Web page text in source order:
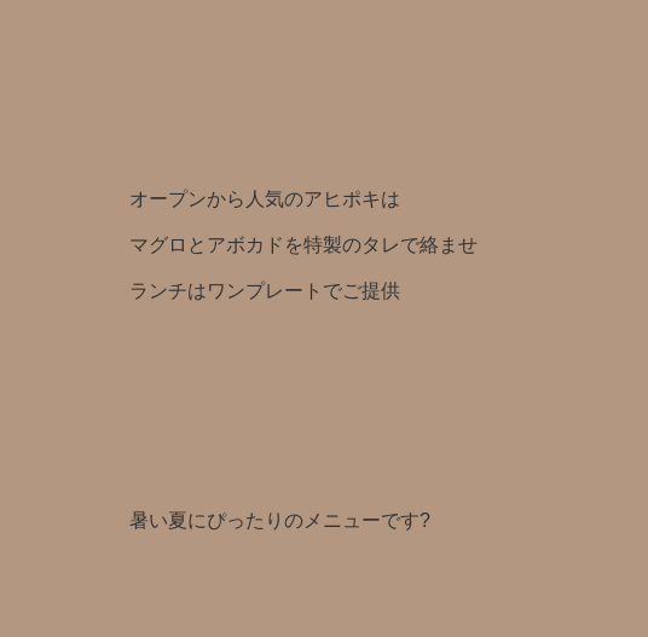
オープンから人気のアヒポキは
マグロとアボカドを特製のタレで絡ませ
ランチはワンプレートでご提供
暑い夏にぴったりのメニューです?